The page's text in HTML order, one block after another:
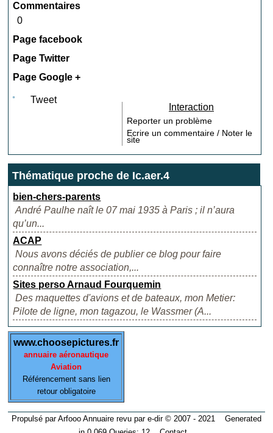
Commentaires
0
Page facebook
Page Twitter
Page Google +
Tweet
Interaction
Reporter un problème
Ecrire un commentaire / Noter le
site
Thématique proche de Ic.aer.4
bien-chers-parents
André Paulhe naît le 07 mai 1935 à Paris ; il n’aura
qu’un...
ACAP
Nous avons déciés de publier ce blog pour faire
connaître notre association,...
Sites perso Arnaud Fourquemin
Des maquettes d'avions et de bateaux, mon Metier:
Pilote de ligne, mon tagazou, le Wassmer (A...
www.choosepictures.fr
annuaire aéronautique
Aviation
Référencement sans lien
retour obligatoire
Propulsé par Arfooo Annuaire revu par e-dir © 2007 - 2021 Generated